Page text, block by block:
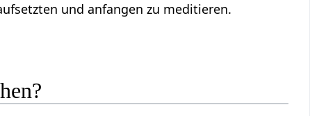
und anfangen zu meditieren.